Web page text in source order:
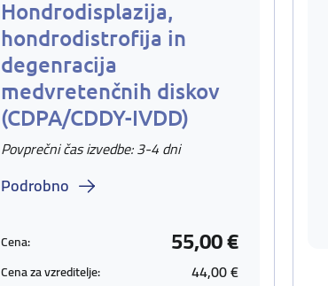
Hondrodisplazija,
hondrodistrofija in
degenracija
medvretenčnih diskov
(CDPA/CDDY-IVDD)
Povprečni čas izvedbe: 3-4 dni
Podrobno
Cena: 55,00 €
Cena za vzreditelje: 44,00 €